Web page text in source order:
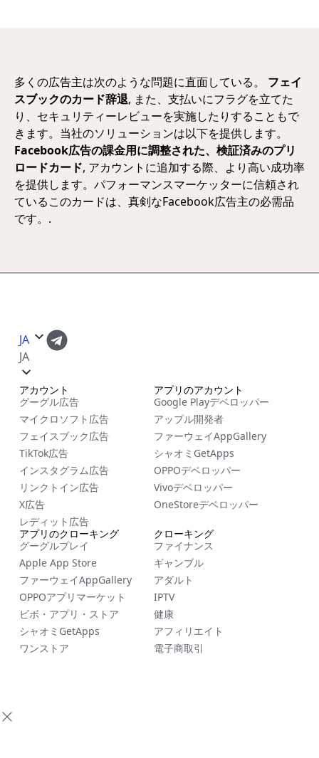
多くの広告主は次のような問題に直面している。 フェイ
スブックのカード辞退, また、支払いにフラグを立てた
り、セキュリティーレビューを実施したりすることもで
きます。当社のソリューションは以下を提供します。
Facebook広告の課金用に調整された、検証済みのプリ
ロードカード, アカウントに追加する際、より高い成功率
を提供します。パフォーマンスマーケッターに信頼され
ているこのカードは、真剣なFacebook広告主の必需品
です。.
JA
JA
アカウント
グーグル広告
マイクロソフト広告
フェイスブック広告
TikTok広告
インスタグラム広告
リンクトイン広告
X広告
レディット広告
クローキング
ファイナンス
ギャンブル
アダルト
IPTV
健康
アフィリエイト
電子商取引
アプリのアカウント
Google Playデベロッパー
アップル開発者
ファーウェイAppGallery
シャオミGetApps
OPPOデベロッパー
Vivoデベロッパー
OneStoreデベロッパー
アプリのクローキング
グーグルプレイ
Apple App Store
ファーウェイAppGallery
OPPOアプリマーケット
ビボ・アプリ・ストア
シャオミGetApps
ワンストア